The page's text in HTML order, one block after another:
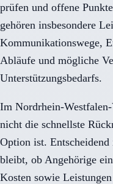
prüfen und offene
gehören insbesondere
Kommunikationswege,
Abläufe und mögliche
Unterstützungsbedarfs.
Im Nordrhein-
nicht die schnellste
Option ist.
bleibt, ob Angehörige
Kosten sowie